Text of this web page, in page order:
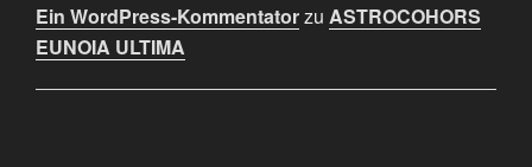
Ein WordPress-Kommentatorzu ASTROCOHORS
EUNOIA ULTIMA